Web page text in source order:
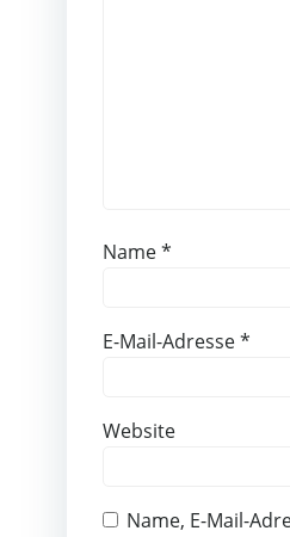
Name*
E-Mail-Adresse*
Website
Name, E-Mail-